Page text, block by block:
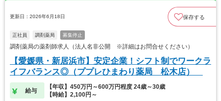
更新日：2026年6月18日 保存する
正社員 調剤薬局 募集停止
調剤薬局の薬剤師求人（法人名非公開 ※詳細はお問合せください）
【愛媛県・新居浜市】安定企業！シフト制でワークラ
イフバランス◎（ププレひまわり薬局 松木店）
給与
【年収】450万円～600万円程度 24歳～30歳
【時給】2,100円～